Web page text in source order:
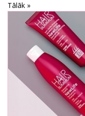
Tālāk »